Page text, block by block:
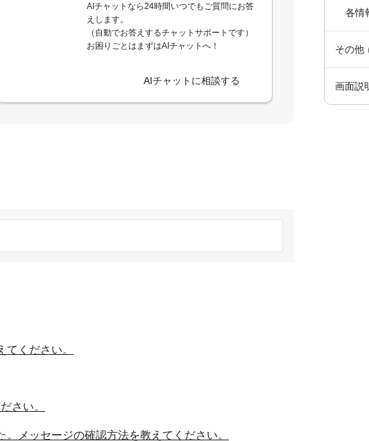
各情
その他
画面説
AIチャットなら24時間いつでもご質問にお答
えします。
（自動でお答えするチャットサポートです）
お困りごとはまずはAIチャットへ！
AIチャットに相談する
ください。
さい。
メッセージの確認方法を教えてください。